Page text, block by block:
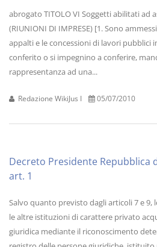
abrogato TITOLO VI Soggetti abilitati ad
(RIUNIONI DI IMPRESE) [1. Sono
appalti e le concessioni di lavori pubblici
conferito o si impegnino a conferire,
rappresentanza ad una...
Redazione WikiJus I 05/07/2010
Decreto Presidente Repubblica
art. 1
Salvo quanto previsto dagli articoli 7 e 9,
le altre istituzioni di carattere privato
giuridica mediante il riconoscimento